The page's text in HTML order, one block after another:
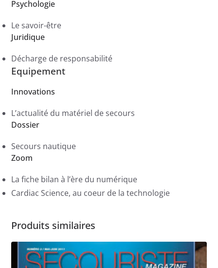
Psychologie
Le savoir-être
Juridique
Décharge de responsabilité
Equipement
Innovations
L’actualité du matériel de secours
Dossier
Secours nautique
Zoom
La fiche bilan à l’ère du numérique
Cardiac Science, au coeur de la technologie
Produits similaires